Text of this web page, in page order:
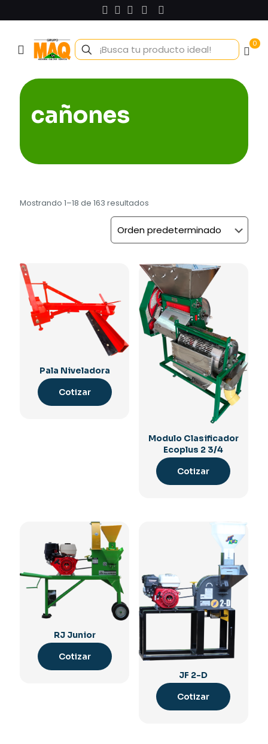
0
cañones
Mostrando 1–18 de 163 resultados
Pala Niveladora
Cotizar
Modulo Clasificador
Ecoplus 2 3/4
Cotizar
RJ Junior
Cotizar
JF 2-D
Cotizar